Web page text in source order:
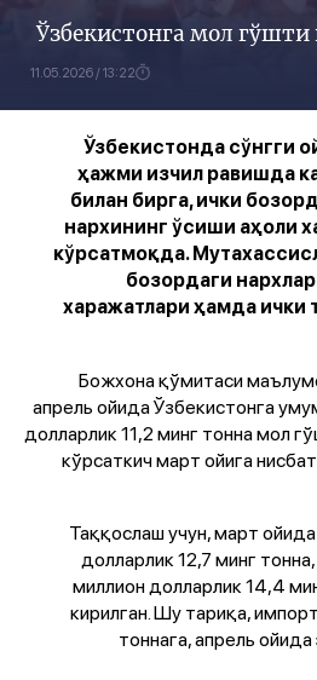
Ўзбекистонга мол
13:22 / 11.05.2026
Ўзбекистонда сўнгги
ҳажми изчил равишда
билан бирга, ички
нархининг ўсиши аҳоли
кўрсатмоқда.
бозордаги
харажатлари ҳамда ички
Божхона қўмитаси
апрель ойида Ўзбекистонга
долларлик 11,2 минг тонна мол
кўрсаткич март ойига
Таққослаш учун, март
долларлик 12,7 минг
миллион долларлик 14,4
кирилган. Шу тариқа,
тоннага, апрель